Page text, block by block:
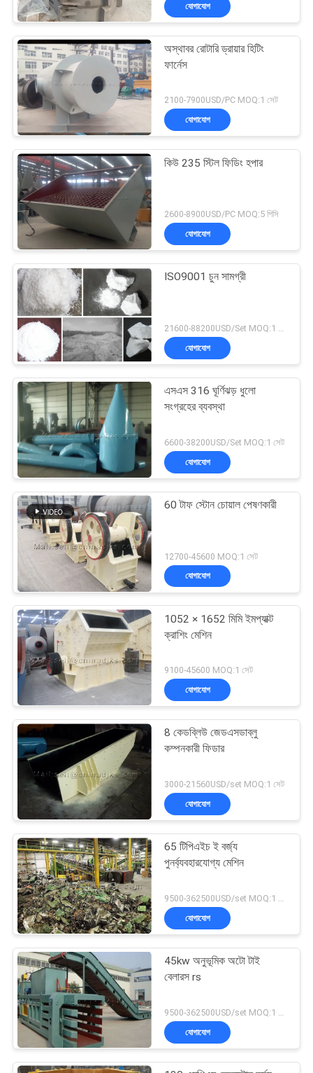
যোগাযোগ
অস্থাবর রোটারি ড্রায়ার হিটিং
ফার্নেস
2100-7900USD/PC MOQ:1 সেট
যোগাযোগ
কিউ 235 স্টিল ফিডিং হপার
2600-8900USD/PC MOQ:5 পিসি
যোগাযোগ
ISO9001 চুন সামগ্রী
যোগাযোগ
এসএস 316 ঘূর্ণিঝড় ধুলো
সংগ্রহের ব্যবস্থা
6600-38200USD/Set MOQ:1 সেট
যোগাযোগ
60 টাফ স্টোন চোয়াল পেষণকারী
12700-45600 MOQ:1 সেট
যোগাযোগ
1052 × 1652 মিমি ইমপ্যাক্ট
ক্রাশিং মেশিন
9100-45600 MOQ:1 সেট
যোগাযোগ
8 কেডব্লিউ জেডএসডাব্লু
কম্পনকারী ফিডার
3000-21560USD/set MOQ:1 সেট
যোগাযোগ
65 টিপিএইচ ই বর্জ্য
পুনর্ব্যবহারযোগ্য মেশিন
যোগাযোগ
45kw অনুভূমিক অটো টাই
বেলারস rs
যোগাযোগ